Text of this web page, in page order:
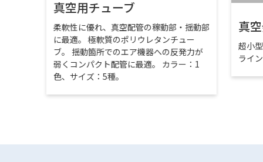
真空用チューブ
柔軟性に優れ、真空配管の稼動部・揺動部
に最適。 極軟質のポリウレタンチュー
ブ。 揺動箇所でのエア機器への反発力が
弱くコンパクト配管に最適。 カラー：1
色、サイズ：5種。
真
超小
ライ